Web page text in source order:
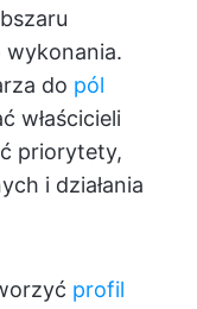
do pól
właścicieli
priorytety,
i działania
profil